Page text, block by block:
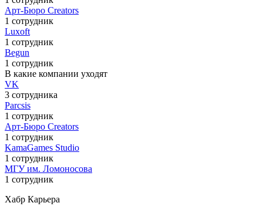
Арт-Бюро Creators
1 сотрудник
Luxoft
1 сотрудник
Begun
1 сотрудник
В какие компании уходят
VK
3 сотрудника
Parcsis
1 сотрудник
Арт-Бюро Creators
1 сотрудник
KamaGames Studio
1 сотрудник
МГУ им. Ломоносова
1 сотрудник
Хабр Карьера